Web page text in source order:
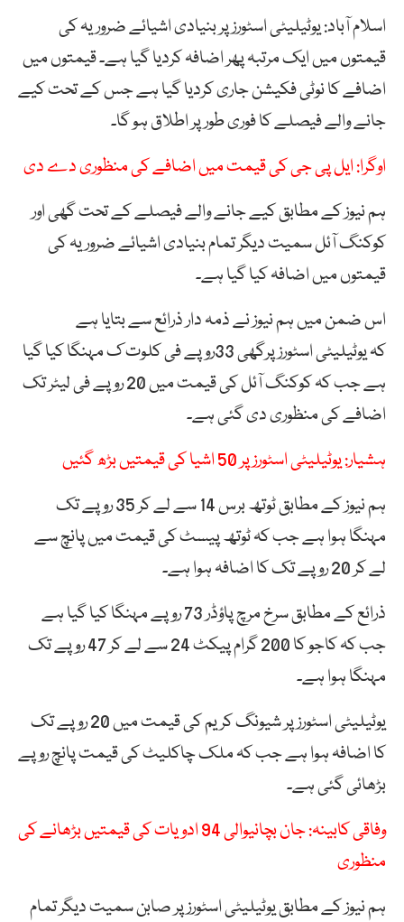
اسلام آباد: یوٹیلیٹی اسٹورزپر بنیادی اشیائے ضروریہ کی
قیمتوں میں ایک مرتبہ پھر اضافہ کردیا گیا ہے۔ قیمتوں میں
اضافے کا نوٹی فکیشن جاری کردیا گیا ہے جس کے تحت کیے
جانے والے فیصلے کا فوری طور پر اطلاق ہو گا۔
اوگرا: ایل پی جی کی قیمت میں اضافے کی منظوری دے دی
ہم نیوز کے مطابق کیے جانے والے فیصلے کے تحت گھی اور
کوکنگ آئل سمیت دیگر تمام بنیادی اشیائے ضروریہ کی
قیمتوں میں اضافہ کیا گیا ہے۔
اس ضمن میں ہم نیوز نے ذمہ دار ذرائع سے بتایا ہے
کہ یوٹیلیٹی اسٹورزپرگھی 33روپے فی کلوت ک مہنگا کیا گیا
ہے جب کہ کوکنگ آئل کی قیمت میں 20 روپے فی لیٹر تک
اضافے کی منظوری دی گئی ہے۔
ہشیار: یوٹیلیٹی اسٹورز پر 50 اشیا کی قیمتیں بڑھ گئیں
ہم نیوز کے مطابق ٹوتھ برس 14 سے لے کر 35 روپے تک
مہنگا ہوا ہے جب کہ ٹوتھ پیسٹ کی قیمت میں پانچ سے
لے کر 20 روپے تک کا اضافہ ہوا ہے۔
ذرائع کے مطابق سرخ مرچ پاؤڈر 73 روپے مہنگا کیا گیا ہے
جب کہ کاجو کا 200 گرام پیکٹ 24 سے لے کر 47 روپے تک
مہنگا ہوا ہے۔
یوٹیلیٹی اسٹورز پر شیونگ کریم کی قیمت میں 20 روپے تک
کا اضافہ ہوا ہے جب کہ ملک چاکلیٹ کی قیمت پانچ روپے
بڑھائی گئی ہے۔
وفاقی کابینہ: جان بچانیوالی 94 ادویات کی قیمتیں بڑھانے کی
منظوری
ہم نیوز کے مطابق یوٹیلیٹی اسٹورز پر صابن سمیت دیگر تمام